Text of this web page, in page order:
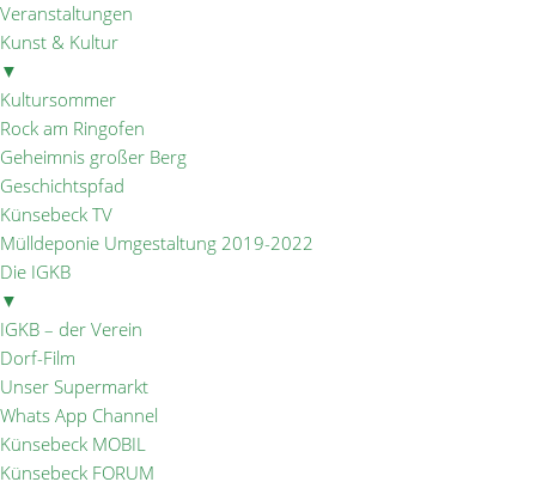
Veranstaltungen
Kunst & Kultur
▼
Kultursommer
Rock am Ringofen
Geheimnis großer Berg
Geschichtspfad
Künsebeck TV
Mülldeponie Umgestaltung 2019-2022
Die IGKB
▼
IGKB – der Verein
Dorf-Film
Unser Supermarkt
Whats App Channel
Künsebeck MOBIL
Künsebeck FORUM